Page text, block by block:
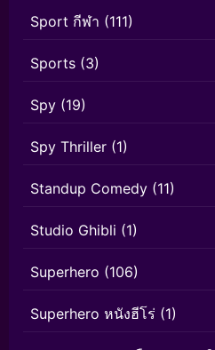
Sport กีฬา (111)
Sports (3)
Spy (19)
Spy Thriller (1)
Standup Comedy (11)
Studio Ghibli (1)
Superhero (106)
Superhero หนังฮีโร่ (1)